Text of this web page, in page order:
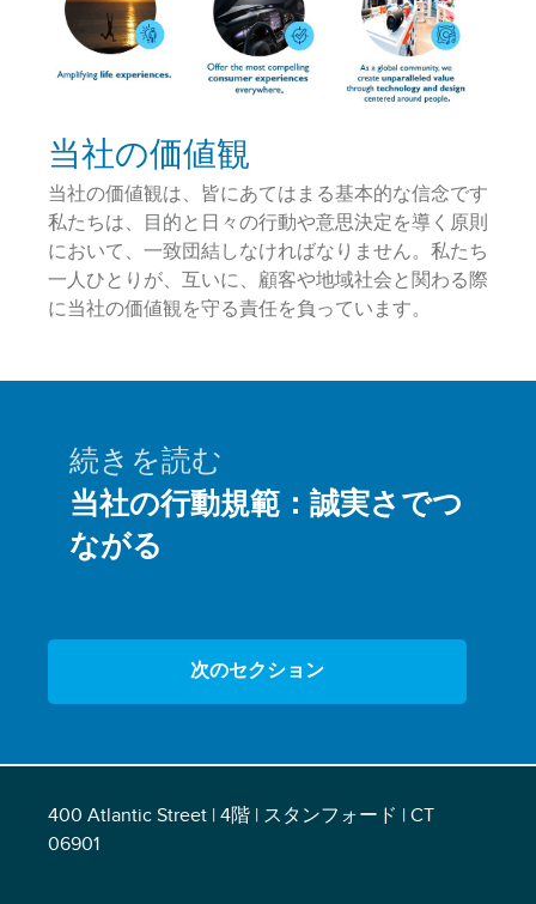
当社の価値観
当社の価値観は、皆にあてはまる基本的な信念です
私たちは、目的と日々の行動や意思決定を導く原則
において、一致団結しなければなりません。私たち
一人ひとりが、互いに、顧客や地域社会と関わる際
に当社の価値観を守る責任を負っています。
続きを読む
当社の行動規範：誠実さでつ
ながる
次のセクション
400 Atlantic Street | 4階 | スタンフォード | CT
06901